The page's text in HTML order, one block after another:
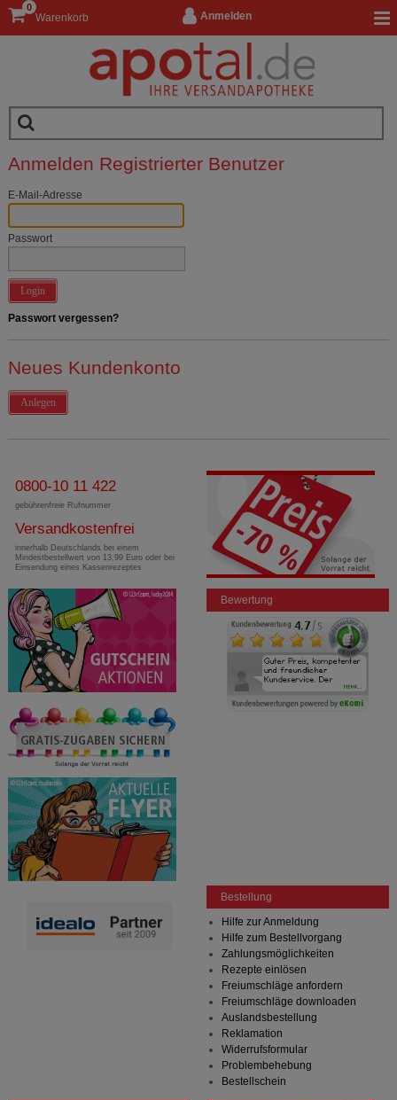
Anmelden
Warenkorb
0
Anmelden Registrierter Benutzer
E-Mail-Adresse
Passwort
Login
Passwort vergessen?
Neues Kundenkonto
Anlegen
0800-10 11 422
gebührenfreie Rufnummer
Versandkostenfrei
innerhalb Deutschlands bei einem
Mindestbestellwert von 13,99 Euro oder bei
Einsendung eines Kassenrezeptes
Bewertung
Bestellung
Hilfe zur Anmeldung
Hilfe zum Bestellvorgang
Zahlungsmöglichkeiten
Rezepte einlösen
Freiumschläge anfordern
Freiumschläge downloaden
Auslandsbestellung
Reklamation
Widerrufsformular
Problembehebung
Bestellschein